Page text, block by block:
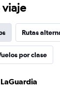
viaje
Rutas
por clase